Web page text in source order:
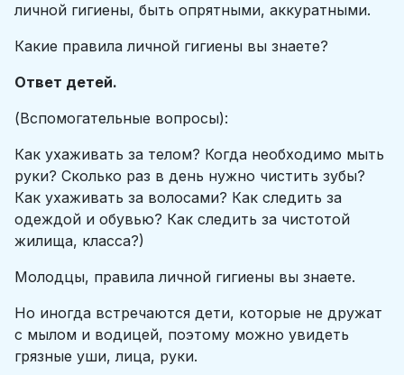
личной гигиены, быть опрятными, аккуратными.
Какие правила личной гигиены вы знаете?
Ответ детей.
(Вспомогательные вопросы):
Как ухаживать за телом? Когда необходимо мыть
руки? Сколько раз в день нужно чистить зубы?
Как ухаживать за волосами? Как следить за
одеждой и обувью? Как следить за чистотой
жилища, класса?)
Молодцы, правила личной гигиены вы знаете.
Но иногда встречаются дети, которые не дружат
с мылом и водицей, поэтому можно увидеть
грязные уши, лица, руки.